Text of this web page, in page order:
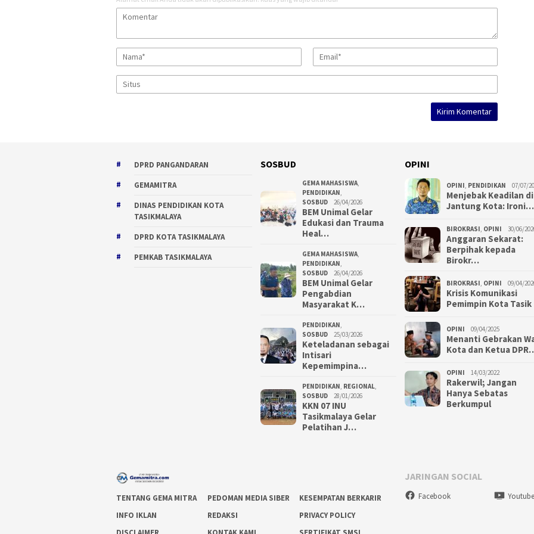
DPRD PANGANDARAN
GEMAMITRA
DINAS PENDIDIKAN KOTA
TASIKMALAYA
DPRD KOTA TASIKMALAYA
PEMKAB TASIKMALAYA
SOSBUD
GEMA MAHASISWA,
PENDIDIKAN,
SOSBUD
26/04/2026
BEM Unimal Gelar
Edukasi dan Trauma
Heal…
GEMA MAHASISWA,
PENDIDIKAN,
SOSBUD
26/04/2026
BEM Unimal Gelar
Pengabdian
Masyarakat K…
PENDIDIKAN,
SOSBUD
25/03/2026
Keteladanan sebagai
Intisari
Kepemimpina…
PENDIDIKAN, REGIONAL,
SOSBUD
28/01/2026
KKN 07 INU
Tasikmalaya Gelar
Pelatihan J…
OPINI
OPINI, PENDIDIKAN 07/07/
Menjebak Keadilan di
Jantung Kota: Ironi…
BIROKRASI, OPINI 30/06/
Anggaran Sekarat:
Berpihak kepada
Birokr…
BIROKRASI, OPINI 09/04/
Krisis Komunikasi
Pemimpin Kota Tasik
OPINI 09/04/2025
Menanti Gebrakan
Kota dan Ketua
OPINI 14/03/2022
Rakerwil; Jangan
Hanya Sebatas
Berkumpul
TENTANG GEMA MITRA PEDOMAN MEDIA SIBER
KESEMPATAN BERKARIR
INFO IKLAN
REDAKSI
PRIVACY POLICY
JARINGAN SOCIAL
Facebook Youtube